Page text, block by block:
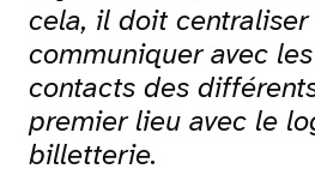
cela, il doit centraliser
communiquer avec
contacts des
premier lieu avec le
billetterie.